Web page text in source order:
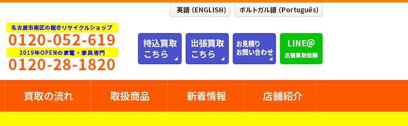
買取の流れ 取扱商品 新着情報 店舗紹介